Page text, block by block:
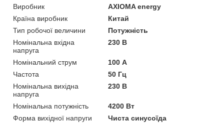
Виробник
AXIOMA energy
Країна виробник
Китай
Тип робочої величини
Потужність
Номінальна вхідна
напруга
230 В
Номінальний струм
100 А
Частота
50 Гц
Номінальна вихідна
напруга
230 В
Номінальна потужність
4200 Вт
Форма вихідної напруги
Чиста синусоїда